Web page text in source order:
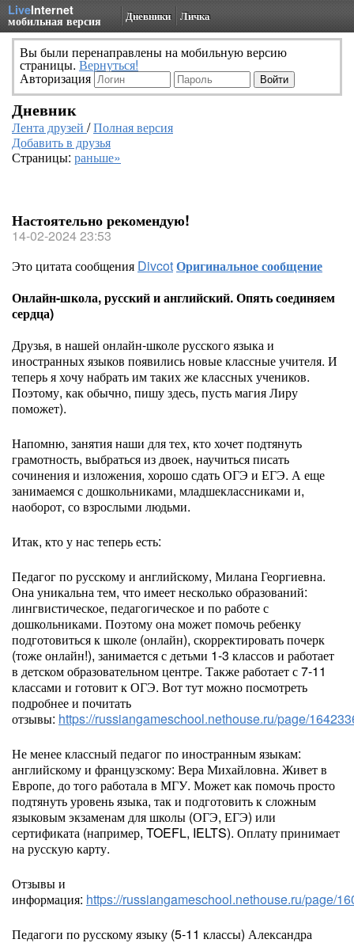
LiveInternet
мобильная версия Дневники Личка
Вы были перенаправлены на мобильную версию
страницы. Вернуться!
Авторизация
Дневник
Лента друзей /Полная версия
Добавить в друзья
Страницы: раньше»
Настоятельно рекомендую!
14-02-2024 23:53
Это цитата сообщения DivcotОригинальное сообщение
Онлайн-школа, русский и английский. Опять соединяем
сердца)
Друзья, в нашей онлайн-школе русского языка и
иностранных языков появились новые классные учителя. И
теперь я хочу набрать им таких же классных учеников.
Поэтому, как обычно, пишу здесь, пусть магия Лиру
поможет).
Напомню, занятия наши для тех, кто хочет подтянуть
грамотность, выбраться из двоек, научиться писать
сочинения и изложения, хорошо сдать ОГЭ и ЕГЭ. А еще
занимаемся с дошкольниками, младшеклассниками и,
наоборот, со взрослыми людьми.
Итак, кто у нас теперь есть:
Педагог по русскому и английскому, Милана Георгиевна.
Она уникальна тем, что имеет несколько образований:
лингвистическое, педагогическое и по работе с
дошкольниками. Поэтому она может помочь ребенку
подготовиться к школе (онлайн), скорректировать почерк
(тоже онлайн!), занимается с детьми 1-3 классов и работает
в детском образовательном центре. Также работает с 7-11
классами и готовит к ОГЭ. Вот тут можно посмотреть
подробнее и почитать
отзывы: https://russiangameschool.nethouse.ru/page/
Не менее классный педагог по иностранным языкам:
английскому и французскому: Вера Михайловна. Живет в
Европе, до того работала в МГУ. Может как помочь просто
подтянуть уровень языка, так и подготовить к сложным
языковым экзаменам для школы (ОГЭ, ЕГЭ) или
сертификата (например, TOEFL, IELTS). Оплату принимает
на русскую карту.
Отзывы и
информация: https://russiangameschool.nethouse.ru/page/
Педагоги по русскому языку (5-11 классы) Александра